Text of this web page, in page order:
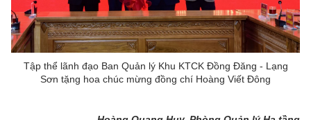
Tập thể lãnh đạo Ban Quản lý Khu KTCK Đồng Đăng - Lạng
Sơn tặng hoa chúc mừng đồng chí Hoàng Viết Đông